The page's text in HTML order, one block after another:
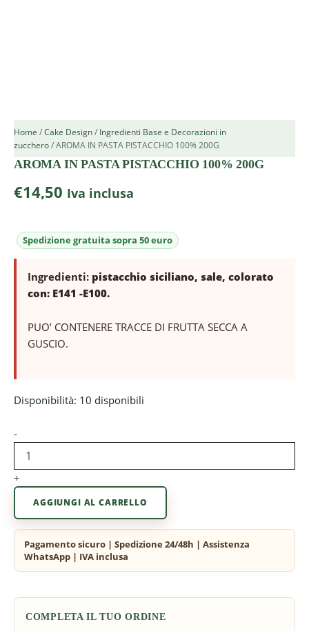
Home /Cake Design/ Ingredienti Base e Decorazioni in
zucchero/ AROMA IN PASTA PISTACCHIO 100% 200G
AROMA IN PASTA PISTACCHIO 100% 200G
€14,50 Iva inclusa
Ingredienti: pistacchio siciliano, sale, colorato
con: E141 -E100.
PUO’ CONTENERE TRACCE DI FRUTTA SECCA A
GUSCIO.
Disponibilità: 10 disponibili
-
+
AGGIUNGI AL CARRELLO
COMPLETA IL TUO ORDINE